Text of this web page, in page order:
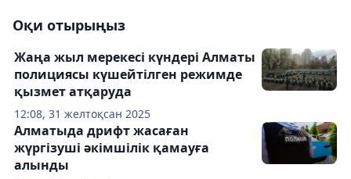
Оқи отырыңыз
12:08, 31 желтоқсан 2025
Жаңа жыл мерекесі күндері Алматы
полициясы күшейтілген режимде
қызмет атқаруда
Алматыда дрифт жасаған
жүргізуші әкімшілік қамауға
алынды